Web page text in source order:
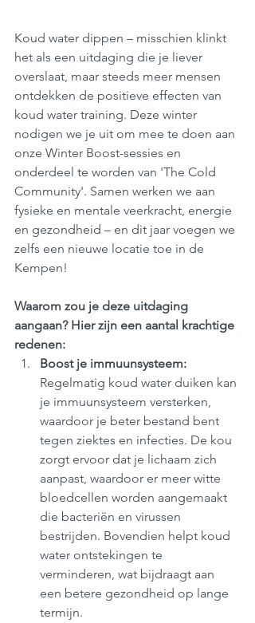
Koud water dippen – misschien klinkt
het als een uitdaging die je liever
overslaat, maar steeds meer mensen
ontdekken de positieve effecten van
koud water training. Deze winter
nodigen we je uit om mee te doen aan
onze Winter Boost-sessies en
onderdeel te worden van 'The Cold
Community'. Samen werken we aan
fysieke en mentale veerkracht, energie
en gezondheid – en dit jaar voegen we
zelfs een nieuwe locatie toe in de
Kempen!
Waarom zou je deze uitdaging
aangaan? Hier zijn een aantal krachtige
redenen:
Boost je immuunsysteem:
Regelmatig koud water duiken kan
je immuunsysteem versterken,
waardoor je beter bestand bent
tegen ziektes en infecties. De kou
zorgt ervoor dat je lichaam zich
aanpast, waardoor er meer witte
bloedcellen worden aangemaakt
die bacteriën en virussen
bestrijden. Bovendien helpt koud
water ontstekingen te
verminderen, wat bijdraagt aan
een betere gezondheid op lange
termijn.